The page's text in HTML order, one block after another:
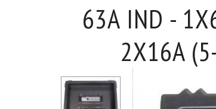
63A IND -
2X16A